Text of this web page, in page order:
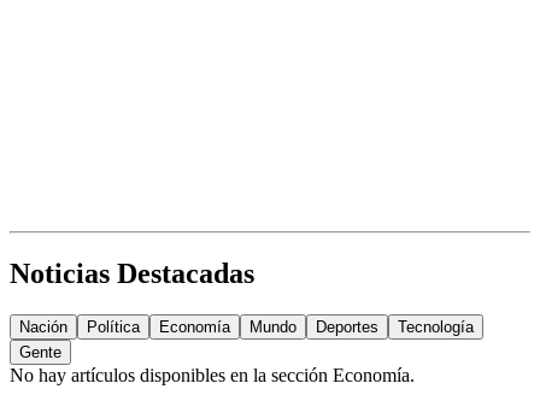
Noticias Destacadas
Nación Política Economía Mundo Deportes
Tecnología
Gente
No hay artículos disponibles en la sección Economía.